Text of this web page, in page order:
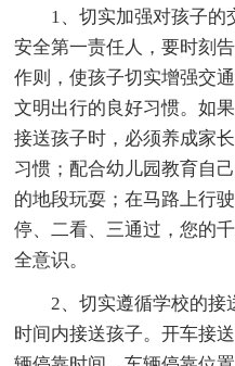
1、切实加强对孩子的
安全第一责任人，要时刻
作则，使孩子切实增强交
文明出行的良好习惯。如
接送孩子时，必须养成家
习惯；配合幼儿园教育自
的地段玩耍；在马路上行
停、二看、三通过，您的
全意识。
2、切实遵循学校的接
时间内接送孩子。开车接